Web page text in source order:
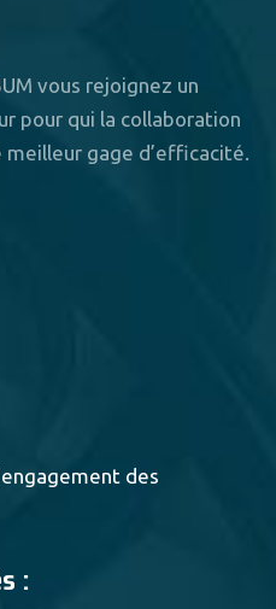
vous rejoignez un
pour qui la collaboration
gage d’efficacité.
des
: